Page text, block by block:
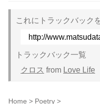
これにトラックバック
http://
トラックバック一覧
クロス from Love Life
Home > Poetry >